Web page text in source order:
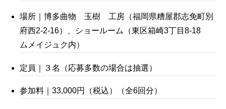
場所｜博多曲物 玉樹 工房（福岡県糟屋郡志免町別
府西2-2-16）、ショールーム（東区箱崎3丁目8-18
ムメイジュク内）
定員｜３名（応募多数の場合は抽選）
参加料｜33,000円（税込）（全6回分）